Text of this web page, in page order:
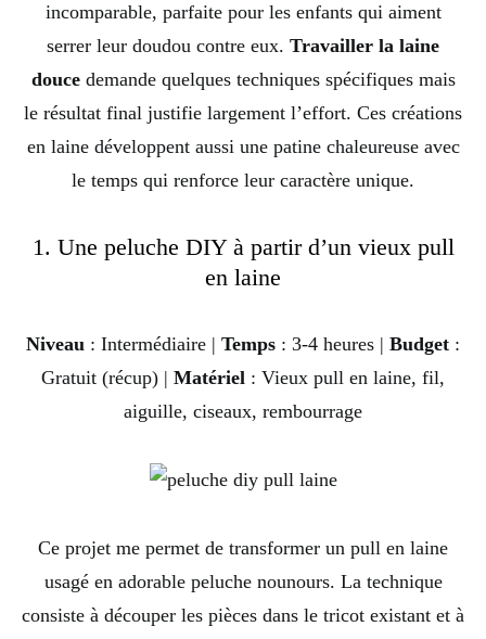
incomparable, parfaite pour les enfants qui aiment
serrer leur doudou contre eux. Travailler la laine
doucedemande quelques techniques spécifiques mais
le résultat final justifie largement l’effort. Ces créations
en laine développent aussi une patine chaleureuse avec
le temps qui renforce leur caractère unique.
1. Une peluche DIY à partir d’un vieux pull
en laine
Niveau : Intermédiaire | Temps : 3-4 heures | Budget :
Gratuit (récup) | Matériel : Vieux pull en laine, fil,
aiguille, ciseaux, rembourrage
Ce projet me permet de transformer un pull en laine
usagé en adorable peluche nounours. La technique
consiste à découper les pièces dans le tricot existant et à